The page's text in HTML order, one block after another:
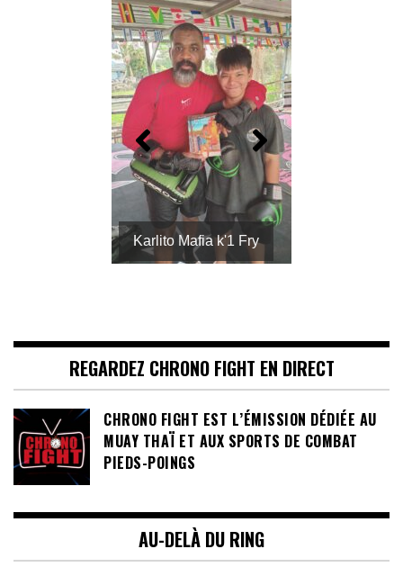
Karlito Mafia k'1 Fry
REGARDEZ CHRONO FIGHT EN DIRECT
CHRONO FIGHT EST L’ÉMISSION DÉDIÉE AU
MUAY THAÏ ET AUX SPORTS DE COMBAT
PIEDS-POINGS
AU-DELÀ DU RING